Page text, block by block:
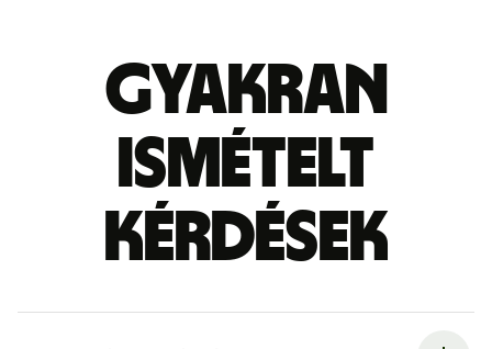
Gyakran
ismételt
kérdések